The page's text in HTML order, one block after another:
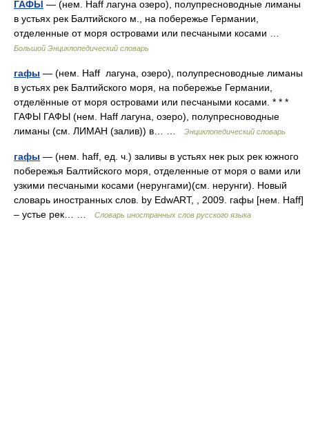
ГАФЫ — (нем. Haff лагуна озеро), полупресноводные лиманы
в устьях рек Балтийского м., на побережье Германии,
отделенные от моря островами или песчаными косами …
Большой Энциклопедический словарь
гафы — (нем. Haff лагуна, озеро), полупресноводные лиманы
в устьях рек Балтийского моря, на побережье Германии,
отделённые от моря островами или песчаными косами. * * *
ГАФЫ ГАФЫ (нем. Haff лагуна, озеро), полупресноводные
лиманы (см. ЛИМАН (залив)) в… …
Энциклопедический словарь
гафы — (нем. haff, ед. ч.) заливы в устьях нек рых рек южного
побережья Балтийского моря, отделенные от моря о вами или
узкими песчаными косами (нерунгами)(см. нерунги). Новый
словарь иностранных слов. by EdwART, , 2009. гафы [нем. Haff]
– устье рек… …
Словарь иностранных слов русского языка